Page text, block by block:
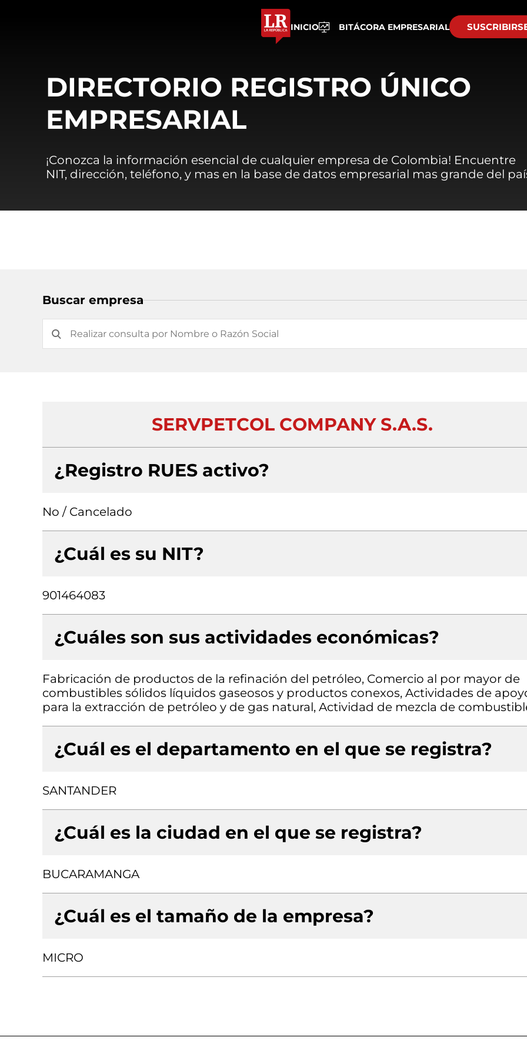
INICIO BITÁCORA EMPRESARIAL
DIRECTORIO REGISTRO ÚNICO
EMPRESARIAL
¡Conozca la información esencial de cualquier empresa de Colombia! Encuentre
NIT, dirección, teléfono, y mas en la base de datos empresarial mas grande del
Buscar empresa
SERVPETCOL COMPANY S.A.S.
¿Registro RUES activo?
No / Cancelado
¿Cuál es su NIT?
901464083
¿Cuáles son sus actividades económicas?
Fabricación de productos de la refinación del petróleo, Comercio al por mayor de
combustibles sólidos líquidos gaseosos y productos conexos, Actividades de
para la extracción de petróleo y de gas natural, Actividad de mezcla de
¿Cuál es el departamento en el que se registra?
SANTANDER
¿Cuál es la ciudad en el que se registra?
BUCARAMANGA
¿Cuál es el tamaño de la empresa?
MICRO